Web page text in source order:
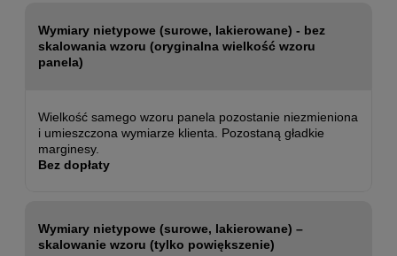
Wymiary nietypowe (surowe, lakierowane) - bez
skalowania wzoru (oryginalna wielkość wzoru
panela)
Wielkość samego wzoru panela pozostanie niezmieniona
i umieszczona wymiarze klienta. Pozostaną gładkie
marginesy.
Bez dopłaty
Wymiary nietypowe (surowe, lakierowane) –
skalowanie wzoru (tylko powiększenie)